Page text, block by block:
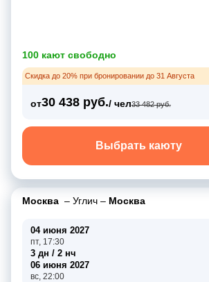
100 кают свободно
Скидка до 20% при бронировании до 31 Августа
от30 438 руб./ чел33 482 руб.
Выбрать каюту
Москва – Углич – Москва
04 июня 2027
пт, 17:30
3 дн / 2 нч
06 июня 2027
вс, 22:00